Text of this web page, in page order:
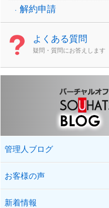
解約申請
よくある質問
疑問・質問にお答えします
管理人ブログ
お客様の声
新着情報